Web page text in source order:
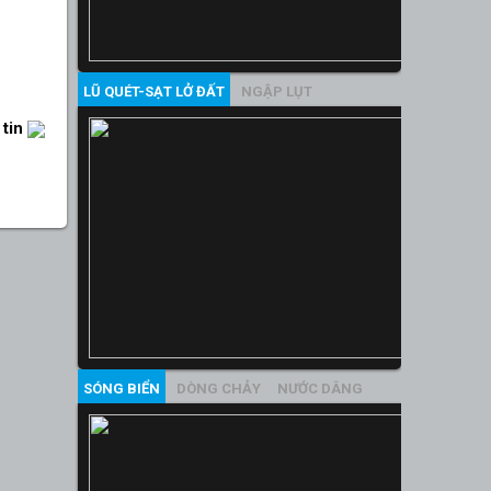
tin
LŨ QUÉT-SẠT LỞ ĐẤT NGẬP LỤT
SÓNG BIỂN DÒNG CHẢY NƯỚC DÂNG